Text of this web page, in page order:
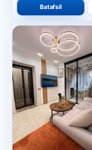
Batafsil